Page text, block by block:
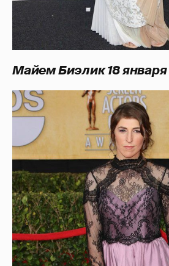
Майем Биэлик 18 января